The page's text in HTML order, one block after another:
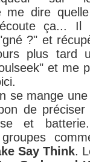
me dire
ça... Il
?" et
plus tard
et me
se mange
de
et
groupes
Say Think.